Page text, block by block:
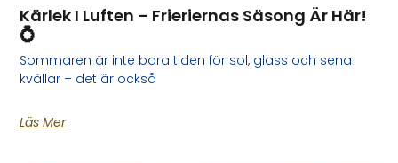
Kärlek I Luften – Frieriernas Säsong Är Här!
💍
Sommaren är inte bara tiden för sol, glass och sena
kvällar – det är också
Läs Mer